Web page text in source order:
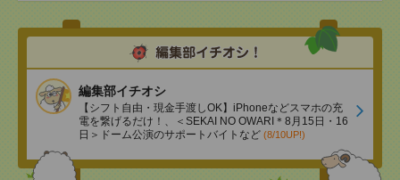
編集部イチオシ
【シフト自由・現金手渡しOK】iPhoneなどスマホの充
電を繋げるだけ！、＜SEKAI NO OWARI＊8月15日・16
日＞ドーム公演のサポートバイトなど (8/10UP!)